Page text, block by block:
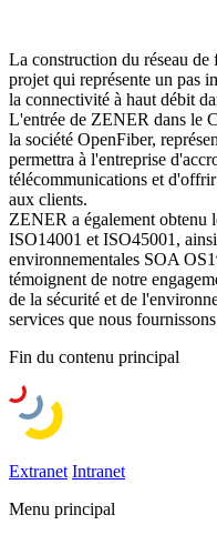
La construction du réseau
projet qui représente un pas
la connectivité à haut débit
L'entrée de ZENER dans le
la société OpenFiber,
permettra à l'entreprise
télécommunications et
aux clients.
ZENER a également obtenu
ISO14001 et ISO45001,
environnementales SOA
témoignent de notre
de la sécurité et de
services que nous
Fin du contenu principal
Extranet Intranet
Menu principal